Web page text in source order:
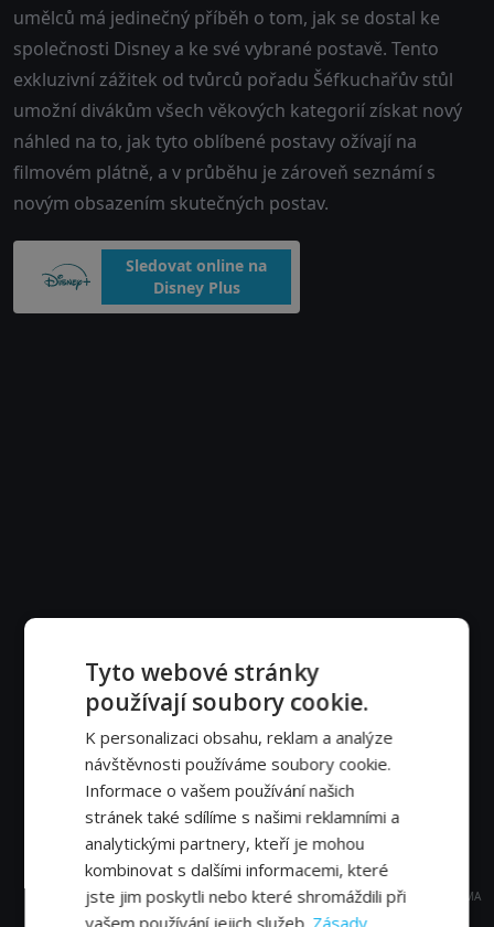
umělců má jedinečný příběh o tom, jak se dostal ke
společnosti Disney a ke své vybrané postavě. Tento
exkluzivní zážitek od tvůrců pořadu Šéfkuchařův stůl
umožní divákům všech věkových kategorií získat nový
náhled na to, jak tyto oblíbené postavy ožívají na
filmovém plátně, a v průběhu je zároveň seznámí s
novým obsazením skutečných postav.
Sledovat online na
Disney Plus
REKLAMA
Tyto webové stránky
používají soubory cookie.
K personalizaci obsahu, reklam a analýze
návštěvnosti používáme soubory cookie.
Informace o vašem používání našich
stránek také sdílíme s našimi reklamními a
analytickými partnery, kteří je mohou
kombinovat s dalšími informacemi, které
jste jim poskytli nebo které shromáždili při
vašem používání jejich služeb. Zásady